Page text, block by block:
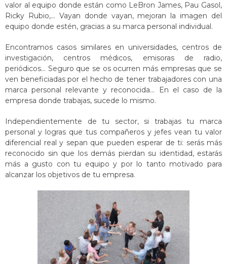
valor al equipo donde están como LeBron James, Pau Gasol,
Ricky Rubio,… Vayan donde vayan, mejoran la imagen del
equipo donde estén, gracias a su marca personal individual.
Encontramos casos similares en universidades, centros de
investigación, centros médicos, emisoras de radio,
periódicos… Seguro que se os ocurren más empresas que se
ven beneficiadas por el hecho de tener trabajadores con una
marca personal relevante y reconocida… En el caso de la
empresa donde trabajas, sucede lo mismo.
Independientemente de tu sector, si trabajas tu marca
personal y logras que tus compañeros y jefes vean tu valor
diferencial real y sepan que pueden esperar de ti: serás más
reconocido sin que los demás pierdan su identidad, estarás
más a gusto con tu equipo y por lo tanto motivado para
alcanzar los objetivos de tu empresa.